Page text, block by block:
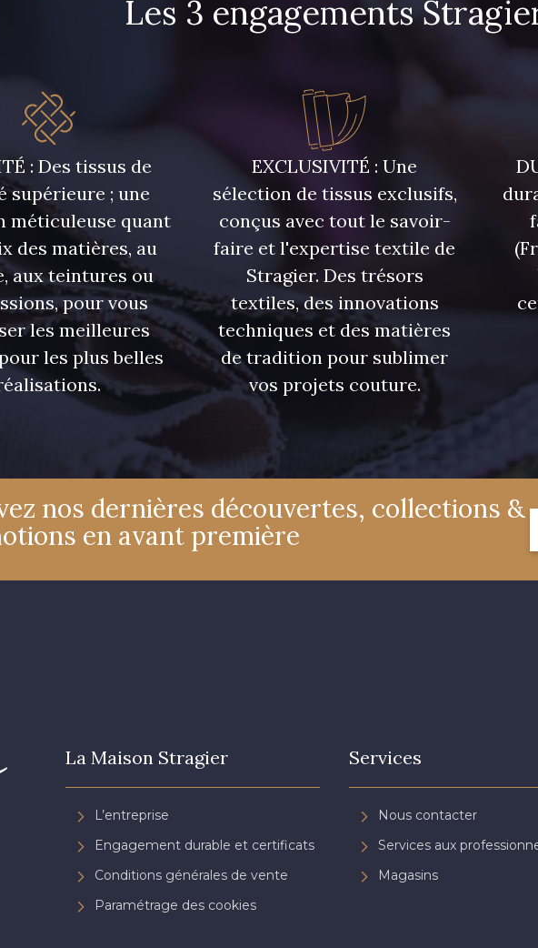
Les 3 engagements
: Des tissus de
supérieure ; une
méticuleuse quant
des matières, au
aux teintures ou
pour vous
les meilleures
les plus belles
EXCLUSIVITÉ : Une
sélection de tissus exclusifs,
conçus avec tout le savoir-
faire et l'expertise textile de
Stragier. Des trésors
textiles, des innovations
techniques et des matières
de tradition pour sublimer
vos projets couture.
nos dernières découvertes, collections &
en avant première
La Maison Stragier
L’entreprise
Engagement durable et certificats
Conditions générales de vente
Paramétrage des cookies
Services
Nous contacter
Services aux
Magasins